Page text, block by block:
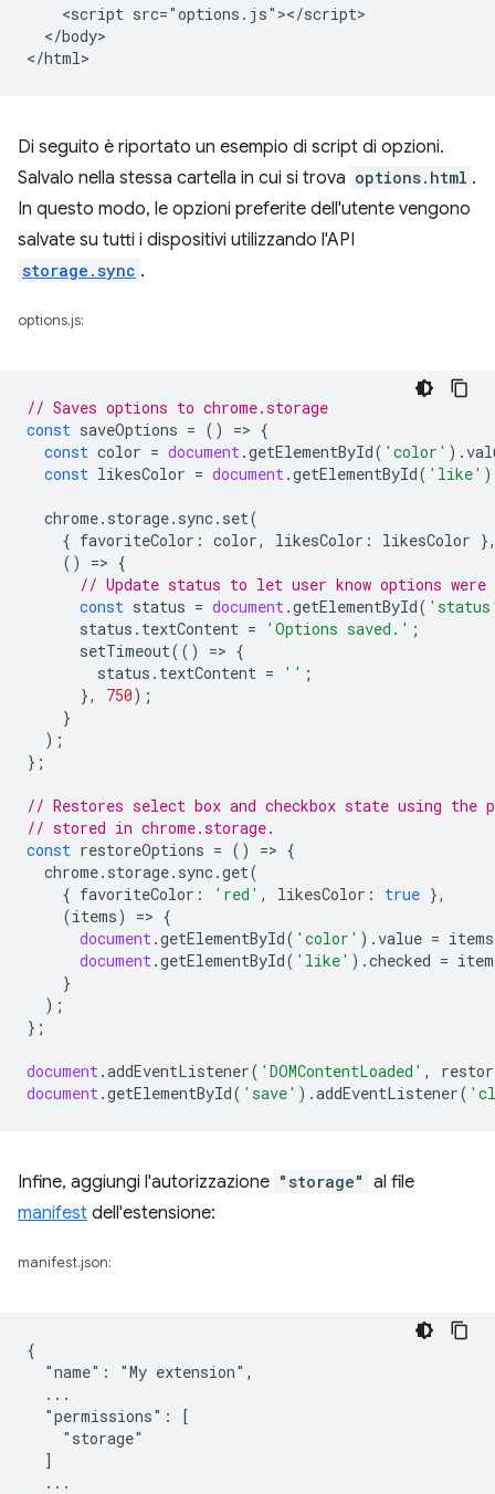
    <script src="options.js"></script>
  </body>
Di seguito è riportato un esempio di script di opzioni.
Salvalo nella stessa cartella in cui si trova options.html .
In questo modo, le opzioni preferite dell'utente vengono
salvate su tutti i dispositivi utilizzando l'API
storage.sync .
options.js:
// Saves options to chrome.storage
const saveOptions = () => {
const color = document.getElementById( 'color' ).
const likesColor = document.getElementById( 'like'
chrome. storage. sync. set(
{ favoriteColor : color, likesColor : likesColor
()
=> {
// Update status to let user know options were
const status = document.getElementById(
status . textContent = 'Options saved.' ;
setTimeout(() => {
status . textContent = '' ;
},
750);
}
);
};
// Restores select box and checkbox state using the
// stored in chrome.storage.
const restoreOptions = () => {
chrome. storage. sync.get(
{ favoriteColor : 'red' , likesColor : true },
(items) => {
document.getElementById( 'color' ).value = items
document.getElementById( 'like' ).checked =
}
);
};
document.addEventListener( 'DOMContentLoaded' ,
document.getElementById( 'save' ).addEventListener(
Infine, aggiungi l'autorizzazione "storage" al file
manifest dell'estensione:
manifest.json:
{
  "name": "My extension",
  ...
  "permissions": [
    "storage"
  ]
  ...